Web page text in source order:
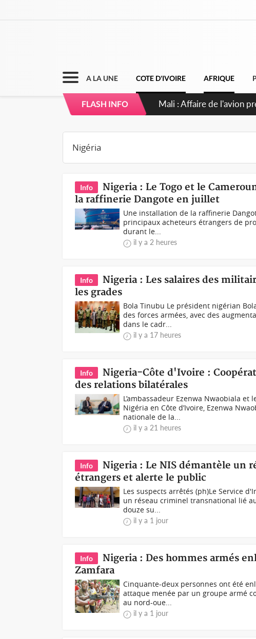
A LA UNE COTE D'IVOIRE AFRIQUE
FLASH INFO Nigeria : Le Togo et le
Info
Nigeria : Le Togo et le
la raffinerie Dangote en juillet
Une installation de la raffinerie
principaux acheteurs étrangers de
durant le...
il y a 2 heures
Info
Nigeria : Les salaires des
les grades
Bola Tinubu Le président nigérian
des forces armées, avec des
dans le cadr...
il y a 17 heures
Info
Nigeria-Côte d'Ivoire :
des relations bilatérales
L’ambassadeur Ezenwa Nwaobiala et
Nigéria en Côte d’Ivoire, Ezenwa
nationale de la...
il y a 21 heures
Info
Nigeria : Le NIS démantèle un
étrangers et alerte le public
Les suspects arrêtés (ph)Le Service
un réseau criminel transnational lié
douze su...
il y a 1 jour
Info
Nigeria : Des hommes armés
Zamfara
Cinquante-deux personnes ont été
attaque menée par un groupe armé
au nord-oue...
il y a 1 jour